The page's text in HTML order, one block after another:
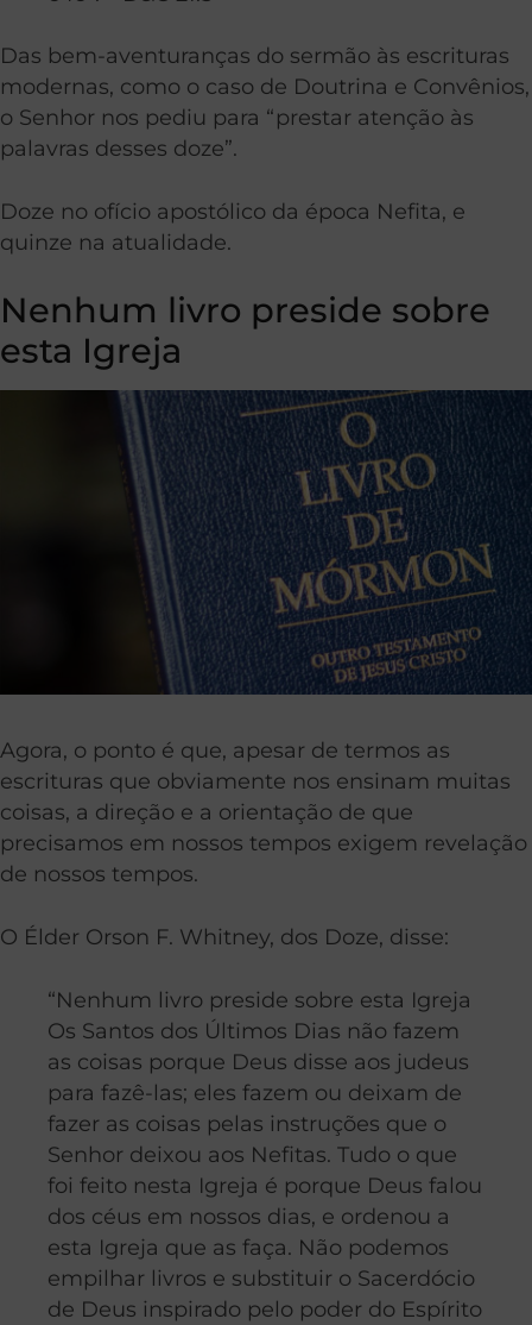
Das bem-aventuranças do sermão às escrituras
modernas, como o caso de Doutrina e Convênios,
o Senhor nos pediu para “prestar atenção às
palavras desses doze”.
Doze no ofício apostólico da época Nefita, e
quinze na atualidade.
Nenhum livro preside sobre
esta Igreja
Agora, o ponto é que, apesar de termos as
escrituras que obviamente nos ensinam muitas
coisas, a direção e a orientação de que
precisamos em nossos tempos exigem revelação
de nossos tempos.
O Élder Orson F. Whitney, dos Doze, disse:
“Nenhum livro preside sobre esta Igreja
Os Santos dos Últimos Dias não fazem
as coisas porque Deus disse aos judeus
para fazê-las; eles fazem ou deixam de
fazer as coisas pelas instruções que o
Senhor deixou aos Nefitas. Tudo o que
foi feito nesta Igreja é porque Deus falou
dos céus em nossos dias, e ordenou a
esta Igreja que as faça. Não podemos
empilhar livros e substituir o Sacerdócio
de Deus inspirado pelo poder do Espírito